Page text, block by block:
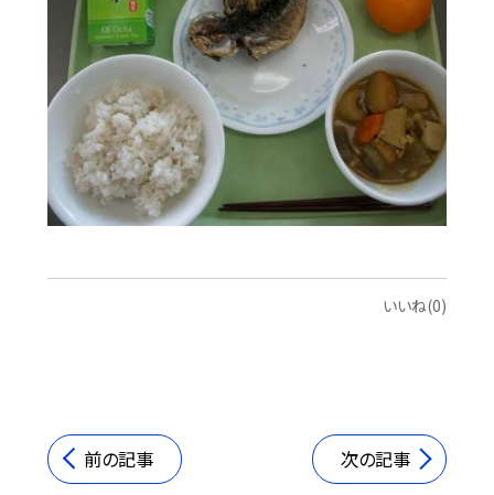
いいね(0)
前の記事 次の記事